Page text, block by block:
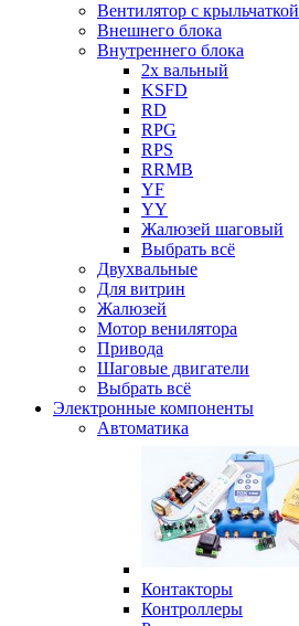
Вентилятор с крыльчаткой
Внешнего блока
Внутреннего блока
2х вальный
KSFD
RD
RPG
RPS
RRMB
YF
YY
Жалюзей шаговый
Выбрать всё
Двухвальные
Для витрин
Жалюзей
Мотор венилятора
Привода
Шаговые двигатели
Выбрать всё
Электронные компоненты
Автоматика
Контакторы
Контроллеры